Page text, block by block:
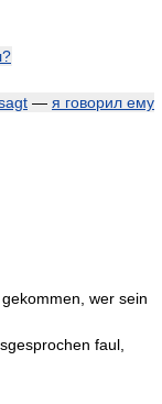
— я говорил ему
wer sein
faul,